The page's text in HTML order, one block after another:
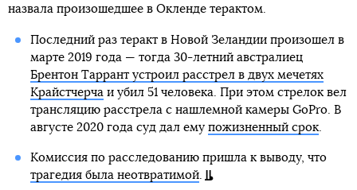
назвала произошедшее в Окленде терактом.
Последний раз теракт в Новой Зеландии произошел в
марте 2019 года — тогда 30-летний австралиец
Брентон Таррант устроил расстрел в двух мечетях
Крайстчерчаи убил 51 человека. При этом стрелок вел
трансляцию расстрела с нашлемной камеры GoPro. В
августе 2020 года суд дал ему пожизненный срок.
Комиссия по расследованию пришла к выводу, что
трагедия была неотвратимой.